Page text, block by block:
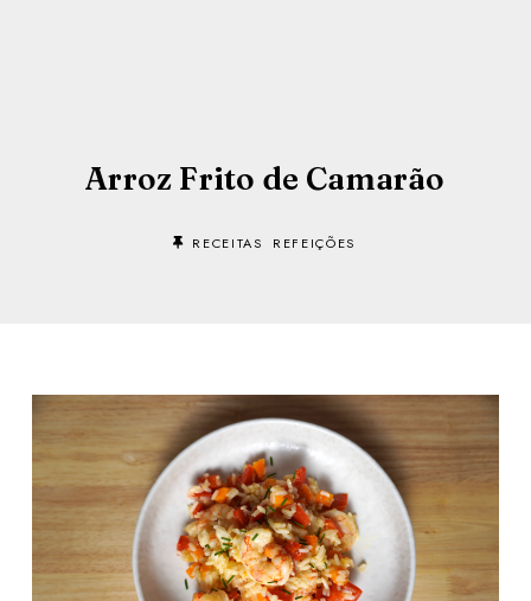
Arroz Frito de Camarão
RECEITAS REFEIÇÕES